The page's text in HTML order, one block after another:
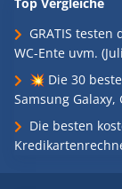
GRATIS testen
WC-Ente uvm.
💥 Die 30
Samsung Galaxy,
Die besten